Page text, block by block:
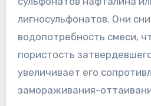
лигносульфонатов. Они
водопотребность смеси,
пористость
увеличивает его
замораживания-